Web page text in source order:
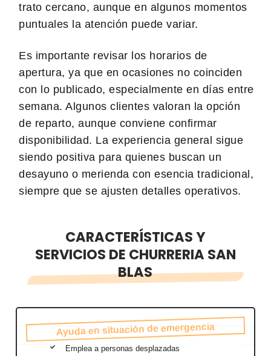
trato cercano, aunque en algunos momentos
puntuales la atención puede variar.
Es importante revisar los horarios de
apertura, ya que en ocasiones no coinciden
con lo publicado, especialmente en días entre
semana. Algunos clientes valoran la opción
de reparto, aunque conviene confirmar
disponibilidad. La experiencia general sigue
siendo positiva para quienes buscan un
desayuno o merienda con esencia tradicional,
siempre que se ajusten detalles operativos.
CARACTERÍSTICAS Y
SERVICIOS DE CHURRERIA SAN
BLAS
Ayuda en situación de emergencia
Emplea a personas desplazadas